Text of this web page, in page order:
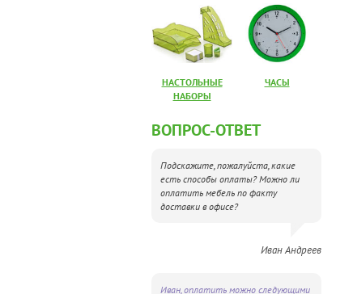
НАСТОЛЬНЫЕ
НАБОРЫ
ЧАСЫ
ВОПРОС-ОТВЕТ
Подскажите, пожалуйста, какие
есть способы оплаты? Можно ли
оплатить мебель по факту
доставки в офисе?
Иван Андреев
Иван, оплатить можно следующими